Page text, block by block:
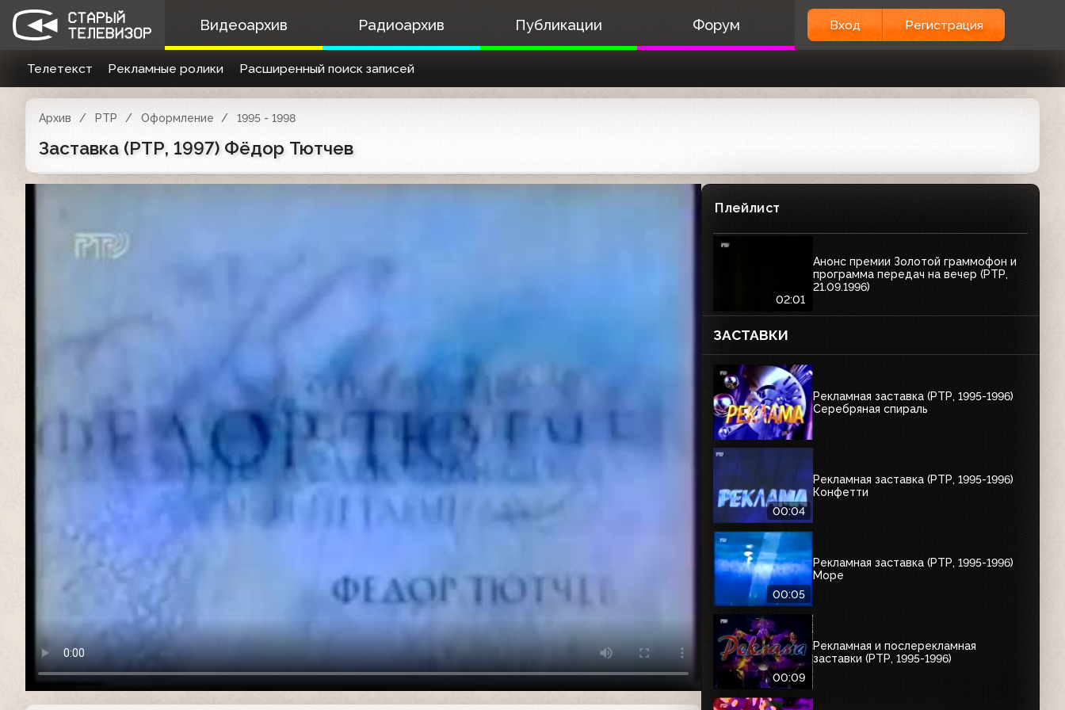
Видеоархив Радиоархив Публикации Форум Вход Регистрация
Телетекст Рекламные ролики Расширенный поиск записей
Архив РТР Оформление 1995 - 1998
Заставка (РТР, 1997) Фёдор Тютчев
Плейлист
02:01
Анонс премии Золотой граммофон и
программа передач на вечер (РТР,
21.09.1996)
ЗАСТАВКИ
Рекламная заставка (РТР, 1995-1996)
Серебряная спираль
00:04
Рекламная заставка (РТР, 1995-1996)
Конфетти
00:05
Рекламная заставка (РТР, 1995-1996)
Море
00:09
Рекламная и послерекламная
заставки (РТР, 1995-1996)